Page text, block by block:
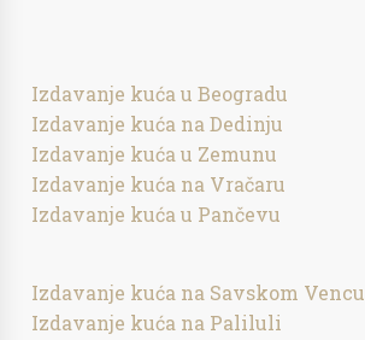
Izdavanje kuća u Beogradu
Izdavanje kuća na Dedinju
Izdavanje kuća u Zemunu
Izdavanje kuća na Vračaru
Izdavanje kuća u Pančevu
Izdavanje kuća na Savskom Vencu
Izdavanje kuća na Paliluli